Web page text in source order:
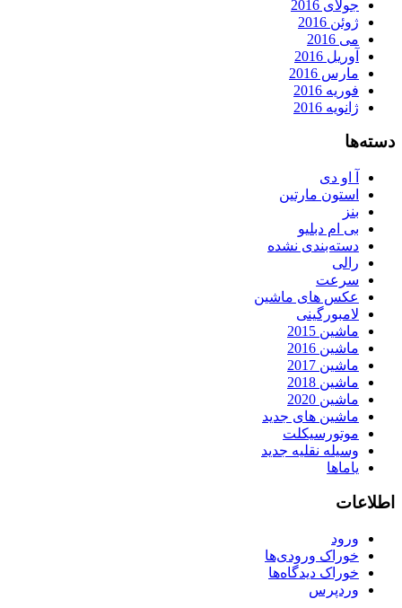
جولای 2016
ژوئن 2016
می 2016
آوریل 2016
مارس 2016
فوریه 2016
ژانویه 2016
دسته‌ها
آ او دی
استون مارتین
بنز
بی ام دبلیو
دسته‌بندی نشده
رالی
سرعت
عکس های ماشین
لامبورگینی
ماشین 2015
ماشین 2016
ماشین 2017
ماشین 2018
ماشین 2020
ماشین های جدید
موتورسیکلت
وسیله نقلیه جدید
یاماها
اطلاعات
ورود
خوراک ورودی‌ها
خوراک دیدگاه‌ها
وردپرس